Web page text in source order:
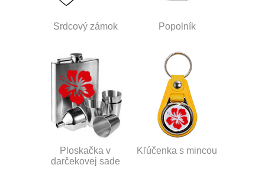
Srdcový zámok Popolník
Ploskačka v
darčekovej sade
Kľúčenka s mincou